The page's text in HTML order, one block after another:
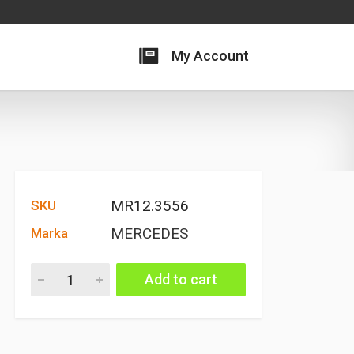
My Account
SKU MR12.3556
Marka MERCEDES
EGZOZ SPİRAL KELEPÇESİ quantity
Add to cart